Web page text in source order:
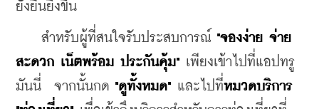
ยั่งยืนยิ่งขึ้น
สำหรับผู้ที่สนใจรับประสบการณ์ "จองง่าย จ่าย
สะดวก เน็ตพร้อม ประกันคุ้ม" เพียงเข้าไปที่แอปทรู
มันนี่  จากนั้นกด "ดูทั้งหมด" และไปที่หมวดบริการ